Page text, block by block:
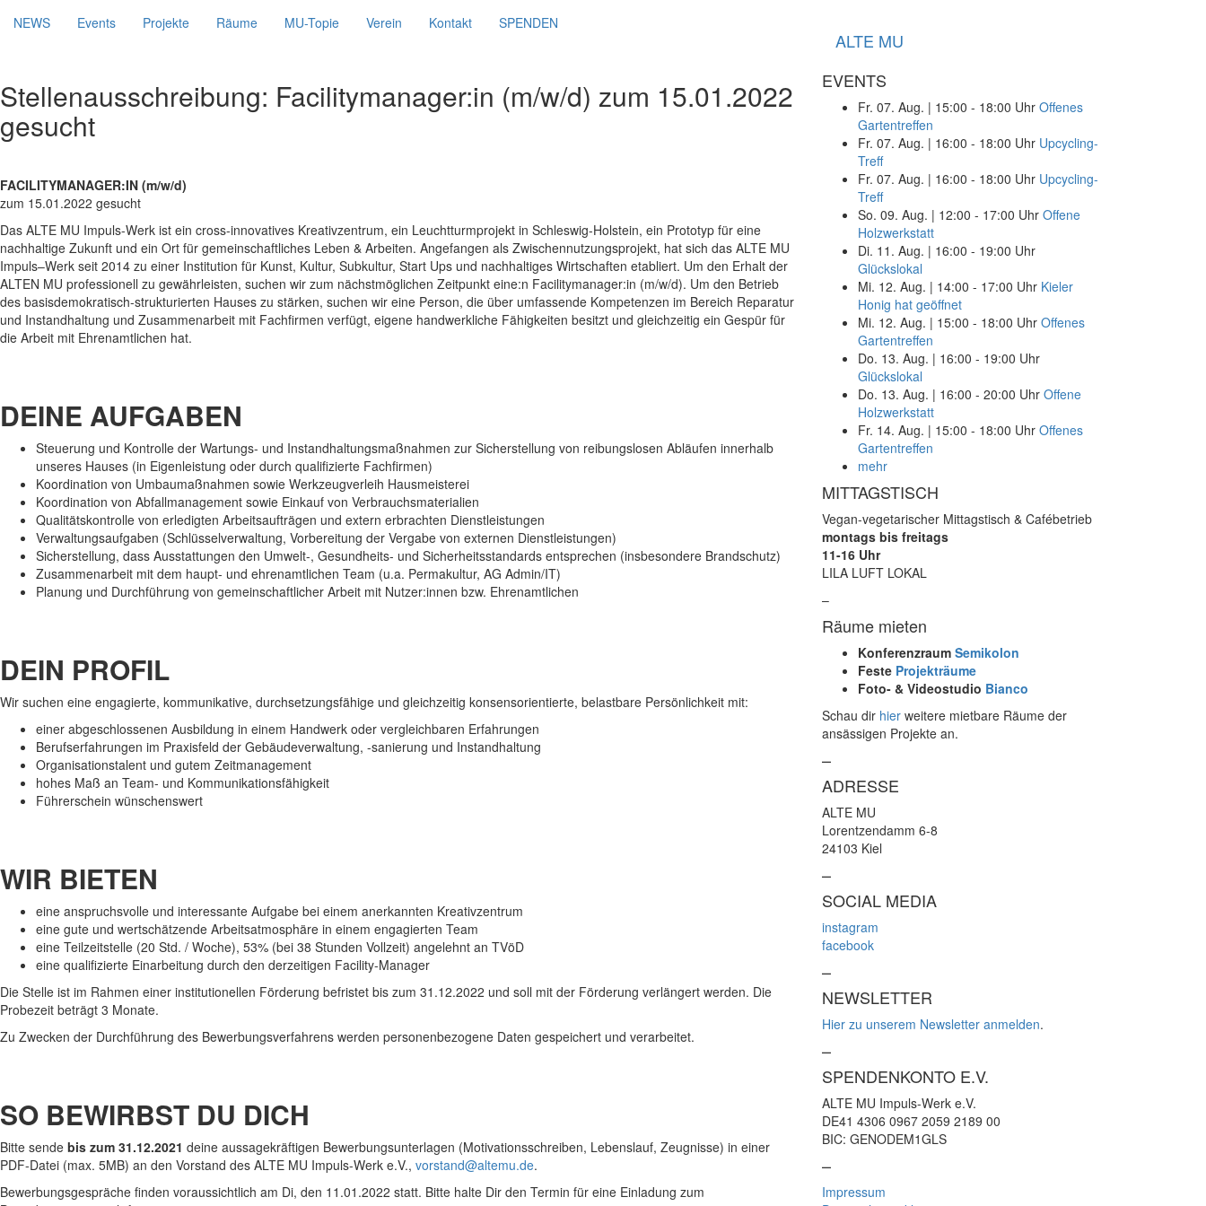
NEWS Events Projekte Räume MU-Topie Verein Kontakt SPENDEN
ALTE MU
Stellenausschreibung: Facilitymanager:in (m/w/d) zum 15.01.2022
gesucht
FACILITYMANAGER:IN (m/w/d)
zum 15.01.2022 gesucht
Das ALTE MU Impuls-Werk ist ein cross-innovatives Kreativzentrum, ein Leuchtturmprojekt in Schleswig-Holstein, ein Prototyp für eine
nachhaltige Zukunft und ein Ort für gemeinschaftliches Leben & Arbeiten. Angefangen als Zwischennutzungsprojekt, hat sich das ALTE MU
Impuls–Werk seit 2014 zu einer Institution für Kunst, Kultur, Subkultur, Start Ups und nachhaltiges Wirtschaften etabliert. Um den Erhalt der
ALTEN MU professionell zu gewährleisten, suchen wir zum nächstmöglichen Zeitpunkt eine:n Facilitymanager:in (m/w/d). Um den Betrieb
des basisdemokratisch-strukturierten Hauses zu stärken, suchen wir eine Person, die über umfassende Kompetenzen im Bereich Reparatur
und Instandhaltung und Zusammenarbeit mit Fachfirmen verfügt, eigene handwerkliche Fähigkeiten besitzt und gleichzeitig ein Gespür für
die Arbeit mit Ehrenamtlichen hat.
DEINE AUFGABEN
Steuerung und Kontrolle der Wartungs- und Instandhaltungsmaßnahmen zur Sicherstellung von reibungslosen Abläufen innerhalb
unseres Hauses (in Eigenleistung oder durch qualifizierte Fachfirmen)
Koordination von Umbaumaßnahmen sowie Werkzeugverleih Hausmeisterei
Koordination von Abfallmanagement sowie Einkauf von Verbrauchsmaterialien
Qualitätskontrolle von erledigten Arbeitsaufträgen und extern erbrachten Dienstleistungen
Verwaltungsaufgaben (Schlüsselverwaltung, Vorbereitung der Vergabe von externen Dienstleistungen)
Sicherstellung, dass Ausstattungen den Umwelt-, Gesundheits- und Sicherheitsstandards entsprechen (insbesondere Brandschutz)
Zusammenarbeit mit dem haupt- und ehrenamtlichen Team (u.a. Permakultur, AG Admin/IT)
Planung und Durchführung von gemeinschaftlicher Arbeit mit Nutzer:innen bzw. Ehrenamtlichen
DEIN PROFIL
Wir suchen eine engagierte, kommunikative, durchsetzungsfähige und gleichzeitig konsensorientierte, belastbare Persönlichkeit mit:
einer abgeschlossenen Ausbildung in einem Handwerk oder vergleichbaren Erfahrungen
Berufserfahrungen im Praxisfeld der Gebäudeverwaltung, -sanierung und Instandhaltung
Organisationstalent und gutem Zeitmanagement
hohes Maß an Team- und Kommunikationsfähigkeit
Führerschein wünschenswert
WIR BIETEN
eine anspruchsvolle und interessante Aufgabe bei einem anerkannten Kreativzentrum
eine gute und wertschätzende Arbeitsatmosphäre in einem engagierten Team
eine Teilzeitstelle (20 Std. / Woche), 53% (bei 38 Stunden Vollzeit) angelehnt an TVöD
eine qualifizierte Einarbeitung durch den derzeitigen Facility-Manager
Die Stelle ist im Rahmen einer institutionellen Förderung befristet bis zum 31.12.2022 und soll mit der Förderung verlängert werden. Die
Probezeit beträgt 3 Monate.
Zu Zwecken der Durchführung des Bewerbungsverfahrens werden personenbezogene Daten gespeichert und verarbeitet.
SO BEWIRBST DU DICH
Bitte sende bis zum 31.12.2021 deine aussagekräftigen Bewerbungsunterlagen (Motivationsschreiben, Lebenslauf, Zeugnisse) in einer
PDF-Datei (max. 5MB) an den Vorstand des ALTE MU Impuls-Werk e.V., vorstand@altemu.de.
Bewerbungsgespräche finden voraussichtlich am Di, den 11.01.2022 statt. Bitte halte Dir den Termin für eine Einladung zum
EVENTS
Fr. 07. Aug. | 15:00 - 18:00 Uhr Offenes
Gartentreffen
Fr. 07. Aug. | 16:00 - 18:00 Uhr Upcycling-
Treff
Fr. 07. Aug. | 16:00 - 18:00 Uhr Upcycling-
Treff
So. 09. Aug. | 12:00 - 17:00 Uhr Offene
Holzwerkstatt
Di. 11. Aug. | 16:00 - 19:00 Uhr
Glückslokal
Mi. 12. Aug. | 14:00 - 17:00 Uhr Kieler
Honig hat geöffnet
Mi. 12. Aug. | 15:00 - 18:00 Uhr Offenes
Gartentreffen
Do. 13. Aug. | 16:00 - 19:00 Uhr
Glückslokal
Do. 13. Aug. | 16:00 - 20:00 Uhr Offene
Holzwerkstatt
Fr. 14. Aug. | 15:00 - 18:00 Uhr Offenes
Gartentreffen
mehr
MITTAGSTISCH
Vegan-vegetarischer Mittagstisch & Cafébetrieb
montags bis freitags
11-16 Uhr
LILA LUFT LOKAL
–
Räume mieten
Konferenzraum Semikolon
Feste Projekträume
Foto- & Videostudio Bianco
Schau dir hier weitere mietbare Räume der
ansässigen Projekte an.
–
ADRESSE
ALTE MU
Lorentzendamm 6-8
24103 Kiel
–
SOCIAL MEDIA
instagram
facebook
–
NEWSLETTER
Hier zu unserem Newsletter anmelden.
–
SPENDENKONTO E.V.
ALTE MU Impuls-Werk e.V.
DE41 4306 0967 2059 2189 00
BIC: GENODEM1GLS
–
Impressum